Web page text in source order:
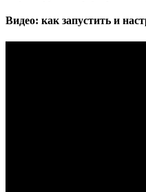
Видео: как запустить и